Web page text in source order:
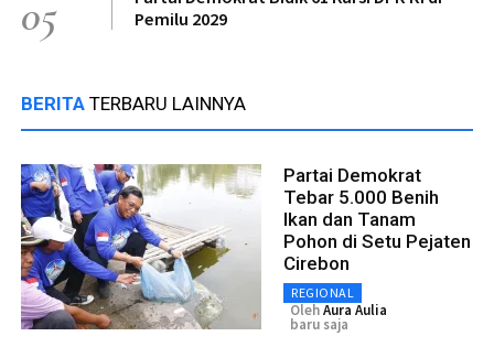
05
Pemilu 2029
BERITA TERBARU LAINNYA
Partai Demokrat
Tebar 5.000 Benih
Ikan dan Tanam
Pohon di Setu Pejaten
Cirebon
REGIONAL
OlehAura Aulia
baru saja